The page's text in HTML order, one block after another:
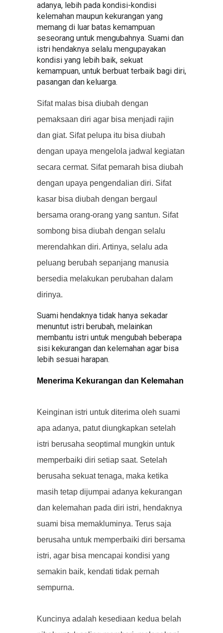
adanya, lebih pada kondisi-kondisi
kelemahan maupun kekurangan yang
memang di luar batas kemampuan
seseorang untuk mengubahnya. Suami dan
istri hendaknya selalu mengupayakan
kondisi yang lebih baik, sekuat
kemampuan, untuk berbuat terbaik bagi diri,
pasangan dan keluarga.
Sifat malas bisa diubah dengan
pemaksaan diri agar bisa menjadi rajin
dan giat. Sifat pelupa itu bisa diubah
dengan upaya mengelola jadwal kegiatan
secara cermat. Sifat pemarah bisa diubah
dengan upaya pengendalian diri. Sifat
kasar bisa diubah dengan bergaul
bersama orang-orang yang santun. Sifat
sombong bisa diubah dengan selalu
merendahkan diri. Artinya, selalu ada
peluang berubah sepanjang manusia
bersedia melakukan perubahan dalam
dirinya.
Suami hendaknya tidak hanya sekadar
menuntut istri berubah, melainkan
membantu istri untuk mengubah beberapa
sisi kekurangan dan kelemahan agar bisa
lebih sesuai harapan.
Menerima Kekurangan dan Kelemahan
Keinginan istri untuk diterima oleh suami
apa adanya, patut diungkapkan setelah
istri berusaha seoptimal mungkin untuk
memperbaiki diri setiap saat. Setelah
berusaha sekuat tenaga, maka ketika
masih tetap dijumpai adanya kekurangan
dan kelemahan pada diri istri, hendaknya
suami bisa memakluminya. Terus saja
berusaha untuk memperbaiki diri bersama
istri, agar bisa mencapai kondisi yang
semakin baik, kendati tidak pernah
sempurna.
Kuncinya adalah kesediaan kedua belah